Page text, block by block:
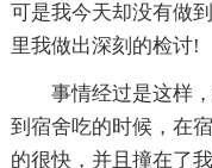
可是我今天却没有做
里我做出深刻的检讨!
事情经过是这样
到宿舍吃的时候，在
的很快，并且撞在了